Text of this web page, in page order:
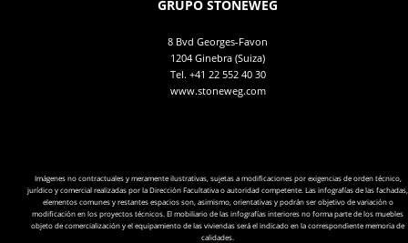
GRUPO STONEWEG
8 Bvd Georges-Favon
1204 Ginebra (Suiza)
Tel. +41 22 552 40 30
www.stoneweg.com
Imágenes no contractuales y meramente ilustrativas, sujetas a modificaciones por exigencias de orden técnico,
jurídico y comercial realizadas por la Dirección Facultativa o autoridad competente. Las infografías de las fachadas,
elementos comunes y restantes espacios son, asimismo, orientativas y podrán ser objetivo de variación o
modificación en los proyectos técnicos. El mobiliario de las infografías interiores no forma parte de los muebles
objeto de comercialización y el equipamiento de las viviendas será el indicado en la correspondiente memoria de
calidades.